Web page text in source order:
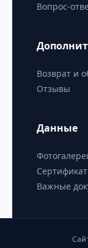
Вопрос-
Возврат и
Отзывы
Данные
Важные